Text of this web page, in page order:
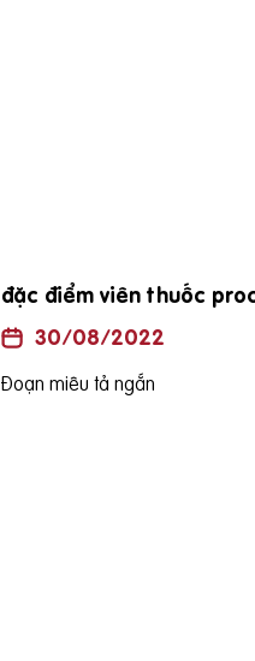
đặc điểm viên thuốc
30/08/2022
Đoạn miêu tả ngắn